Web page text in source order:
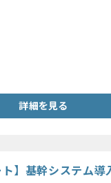
詳細を見る
】基幹システム